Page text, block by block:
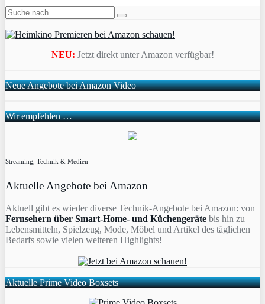
NEU: Jetzt direkt unter Amazon verfügbar!
Neue Angebote bei Amazon Video
Wir empfehlen …
Streaming, Technik & Medien
Aktuelle Angebote bei Amazon
Aktuell gibt es wieder diverse Technik-Angebote bei Amazon: von
Fernsehern über Smart-Home- und Küchengeräte bis hin zu
Lebensmitteln, Spielzeug, Mode, Möbel und Artikel des täglichen
Bedarfs sowie vielen weiteren Highlights!
Aktuelle Prime Video Boxsets